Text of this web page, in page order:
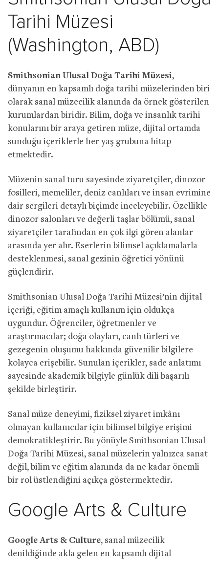
Tarihi Müzesi
(Washington, ABD)
Smithsonian Ulusal Doğa Tarihi Müzesi,
dünyanın en kapsamlı doğa tarihi müzelerinden biri
olarak sanal müzecilik alanında da örnek gösterilen
kurumlardan biridir. Bilim, doğa ve insanlık tarihi
konularını bir araya getiren müze, dijital ortamda
sunduğu içeriklerle her yaş grubuna hitap
etmektedir.
Müzenin sanal turu sayesinde ziyaretçiler, dinozor
fosilleri, memeliler, deniz canlıları ve insan evrimine
dair sergileri detaylı biçimde inceleyebilir. Özellikle
dinozor salonları ve değerli taşlar bölümü, sanal
ziyaretçiler tarafından en çok ilgi gören alanlar
arasında yer alır. Eserlerin bilimsel açıklamalarla
desteklenmesi, sanal gezinin öğretici yönünü
güçlendirir.
Smithsonian Ulusal Doğa Tarihi Müzesi’nin dijital
içeriği, eğitim amaçlı kullanım için oldukça
uygundur. Öğrenciler, öğretmenler ve
araştırmacılar; doğa olayları, canlı türleri ve
gezegenin oluşumu hakkında güvenilir bilgilere
kolayca erişebilir. Sunulan içerikler, sade anlatımı
sayesinde akademik bilgiyle günlük dili başarılı
şekilde birleştirir.
Sanal müze deneyimi, fiziksel ziyaret imkânı
olmayan kullanıcılar için bilimsel bilgiye erişimi
demokratikleştirir. Bu yönüyle Smithsonian Ulusal
Doğa Tarihi Müzesi, sanal müzelerin yalnızca sanat
değil, bilim ve eğitim alanında da ne kadar önemli
bir rol üstlendiğini açıkça göstermektedir.
Google Arts & Culture
Google Arts & Culture, sanal müzecilik
denildiğinde akla gelen en kapsamlı dijital